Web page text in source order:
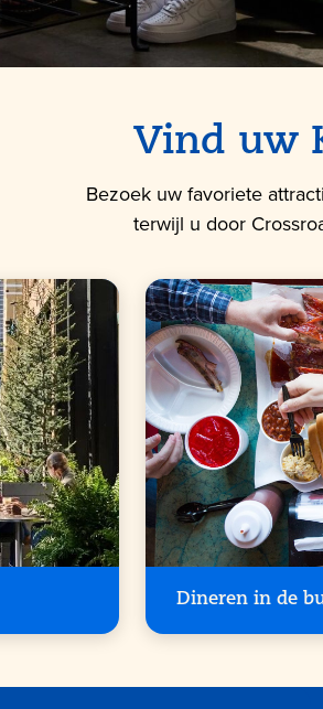
Vind uw
Bezoek uw favoriete
terwijl u door
Dineren in de